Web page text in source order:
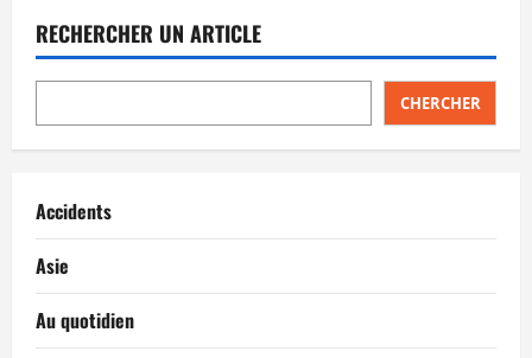
RECHERCHER UN ARTICLE
CHERCHER
Accidents
Asie
Au quotidien